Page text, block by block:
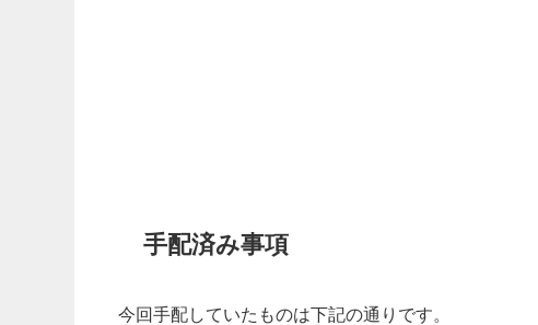
手配済み事項
今回手配していたものは下記の通りです。